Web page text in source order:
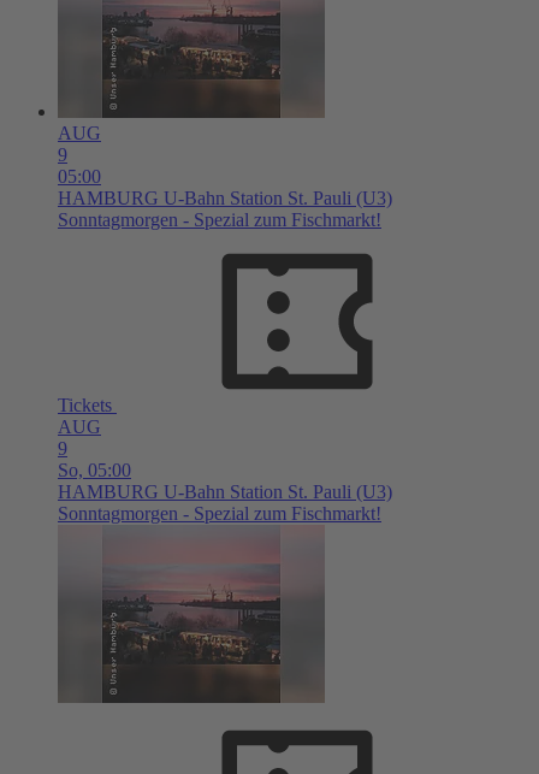
AUG
9
05:00
HAMBURG U-Bahn Station St. Pauli (U3)
Sonntagmorgen - Spezial zum Fischmarkt!
Tickets
AUG
9
So, 05:00
HAMBURG U-Bahn Station St. Pauli (U3)
Sonntagmorgen - Spezial zum Fischmarkt!